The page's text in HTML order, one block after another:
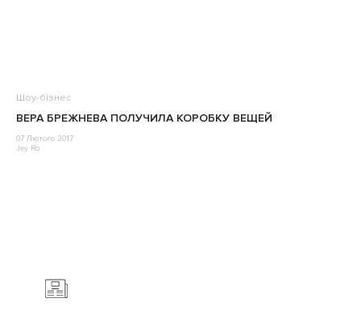
Шоу-бізнес
ВЕРА БРЕЖНЕВА ПОЛУЧИЛА КОРОБКУ ВЕЩЕЙ
07 Лютого 2017
Jey Ro